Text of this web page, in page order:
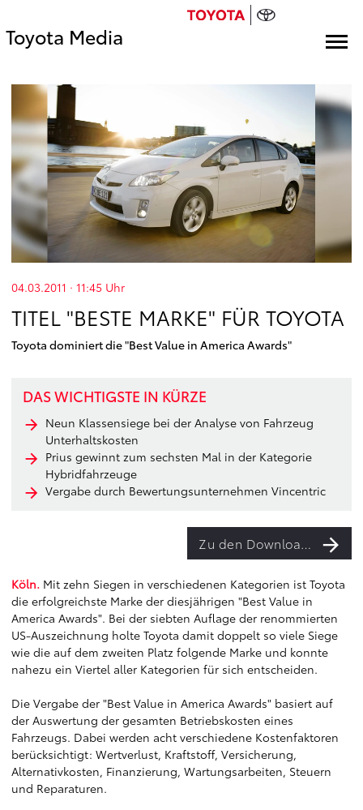
Toyota Media
04.03.2011 · 11:45 Uhr
TITEL "BESTE MARKE" FÜR TOYOTA
Toyota dominiert die "Best Value in America Awards"
DAS WICHTIGSTE IN KÜRZE
Neun Klassensiege bei der Analyse von Fahrzeug
Unterhaltskosten
Prius gewinnt zum sechsten Mal in der Kategorie
Hybridfahrzeuge
Vergabe durch Bewertungsunternehmen Vincentric
Zu den Downloads
Köln. Mit zehn Siegen in verschiedenen Kategorien ist Toyota
die erfolgreichste Marke der diesjährigen "Best Value in
America Awards". Bei der siebten Auflage der renommierten
US-Auszeichnung holte Toyota damit doppelt so viele Siege
wie die auf dem zweiten Platz folgende Marke und konnte
nahezu ein Viertel aller Kategorien für sich entscheiden.
Die Vergabe der "Best Value in America Awards" basiert auf
der Auswertung der gesamten Betriebskosten eines
Fahrzeugs. Dabei werden acht verschiedene Kostenfaktoren
berücksichtigt: Wertverlust, Kraftstoff, Versicherung,
Alternativkosten, Finanzierung, Wartungsarbeiten, Steuern
und Reparaturen.